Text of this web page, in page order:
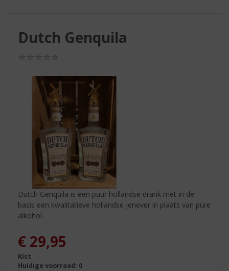
Dutch Genquila
Dutch Genquila is een puur hollandse drank met in de
basis een kwalitatieve hollandse jenever in plaats van pure
alkohol.
€ 29,95
Kist
Huidige voorraad: 0